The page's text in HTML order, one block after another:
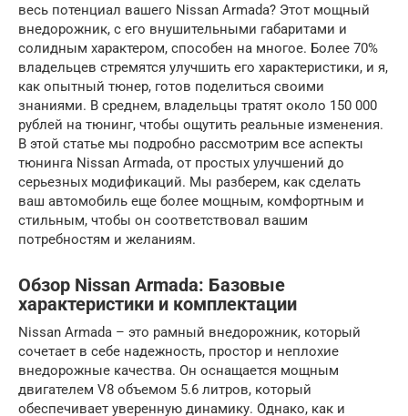
весь потенциал вашего Nissan Armada? Этот мощный
внедорожник, с его внушительными габаритами и
солидным характером, способен на многое. Более 70%
владельцев стремятся улучшить его характеристики, и я,
как опытный тюнер, готов поделиться своими
знаниями. В среднем, владельцы тратят около 150 000
рублей на тюнинг, чтобы ощутить реальные изменения.
В этой статье мы подробно рассмотрим все аспекты
тюнинга Nissan Armada, от простых улучшений до
серьезных модификаций. Мы разберем, как сделать
ваш автомобиль еще более мощным, комфортным и
стильным, чтобы он соответствовал вашим
потребностям и желаниям.
Обзор Nissan Armada: Базовые
характеристики и комплектации
Nissan Armada – это рамный внедорожник, который
сочетает в себе надежность, простор и неплохие
внедорожные качества. Он оснащается мощным
двигателем V8 объемом 5.6 литров, который
обеспечивает уверенную динамику. Однако, как и